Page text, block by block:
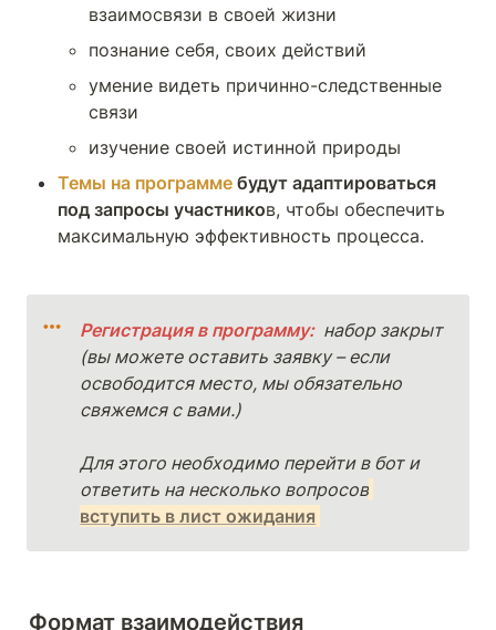
взаимосвязи в своей жизни
познание себя, своих действий
умение видеть причинно-следственные
связи
изучение своей истинной природы
Темы на программе будут адаптироваться
под запросы участников, чтобы обеспечить
максимальную эффективность процесса.
Регистрация в программу: набор закрыт
(вы можете оставить заявку – если
освободится место, мы обязательно
свяжемся с вами.)
Для этого необходимо перейти в бот и
ответить на несколько вопросов
вступить в лист ожидания
Формат взаимодействия